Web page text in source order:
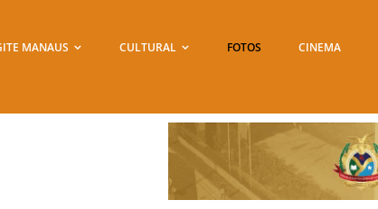
MANAUS CULTURAL FOTOS CINEMA